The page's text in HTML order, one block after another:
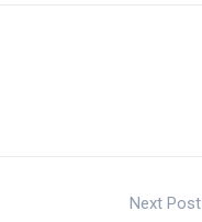
Next Post